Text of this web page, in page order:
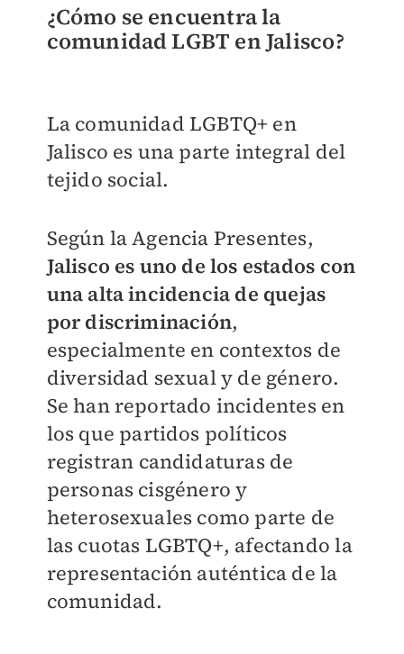
¿Cómo se encuentra la
comunidad LGBT en Jalisco?
La comunidad LGBTQ+ en
Jalisco es una parte integral del
tejido social.
Según la Agencia Presentes,
Jalisco es uno de los estados con
una alta incidencia de quejas
por discriminación,
especialmente en contextos de
diversidad sexual y de género.
Se han reportado incidentes en
los que partidos políticos
registran candidaturas de
personas cisgénero y
heterosexuales como parte de
las cuotas LGBTQ+, afectando la
representación auténtica de la
comunidad.